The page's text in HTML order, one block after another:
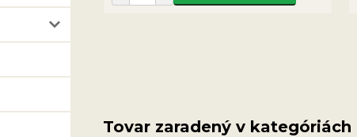
Tovar zaradený v kategóriách